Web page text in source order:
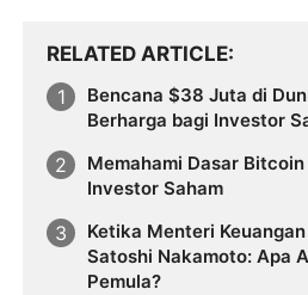
RELATED ARTICLE
Bencana $38 Juta di
Berharga bagi Investor
Memahami Dasar
Investor Saham
Ketika Menteri
Satoshi Nakamoto: Apa
Pemula?